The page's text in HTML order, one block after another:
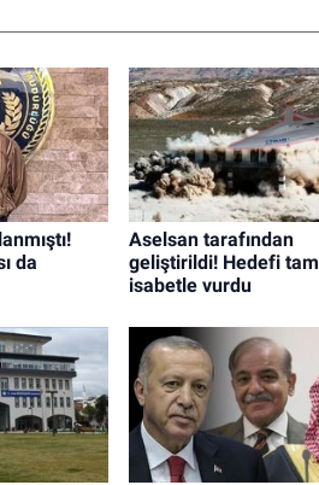
da
Aselsan tarafından
geliştirildi! Hedefi tam
isabetle vurdu